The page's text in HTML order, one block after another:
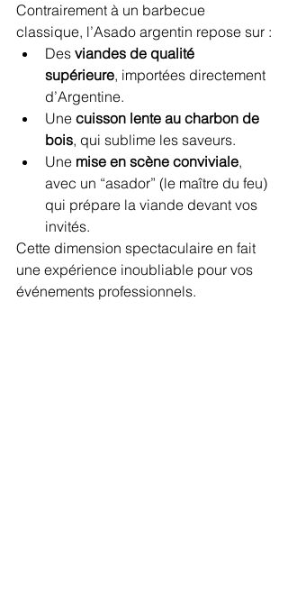
Contrairement à un barbecue
classique, l’Asado argentin repose sur :
Des viandes de qualité
supérieure, importées directement
d’Argentine.
Une cuisson lente au charbon de
bois, qui sublime les saveurs.
Une mise en scène conviviale,
avec un “asador” (le maître du feu)
qui prépare la viande devant vos
invités.
Cette dimension spectaculaire en fait
une expérience inoubliable pour vos
événements professionnels.